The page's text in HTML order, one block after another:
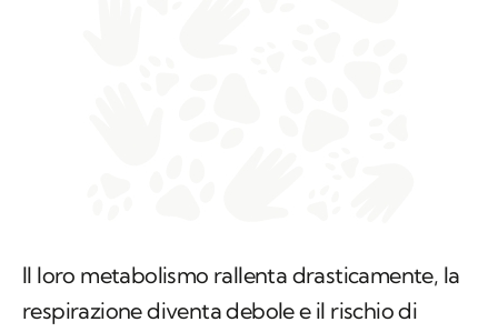
Il loro metabolismo rallenta drasticamente, la
respirazione diventa debole e il rischio di